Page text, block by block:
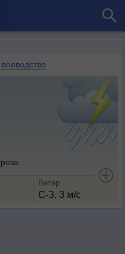
Ветер
С-З, 3 м/с